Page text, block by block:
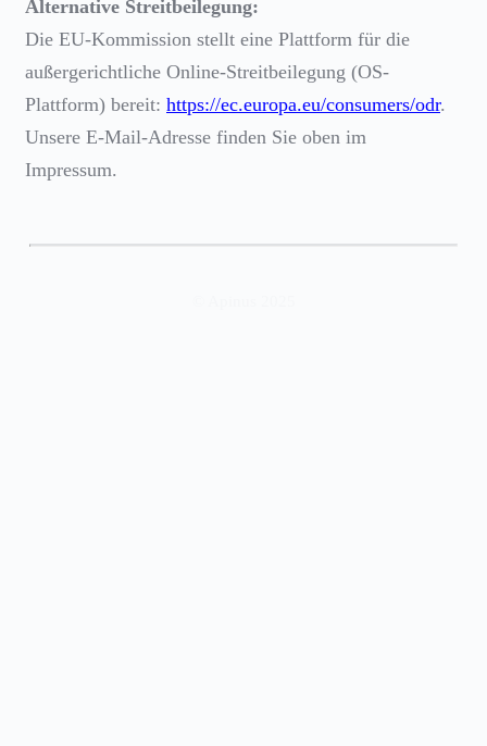
Alternative Streitbeilegung:
Die EU-Kommission stellt eine Plattform für die
außergerichtliche Online-Streitbeilegung (OS-
Plattform) bereit: https://ec.europa.eu/consumers/odr.
Unsere E-Mail-Adresse finden Sie oben im
Impressum.